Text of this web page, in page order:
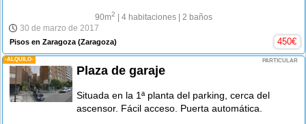
90m2 | 4 habitaciones | 2 baños
30 de marzo de 2017
Pisos en Zaragoza (Zaragoza) 450€
-ALQUILO- PARTICULAR
Plaza de garaje
Situada en la 1ª planta del parking, cerca del
ascensor. Fácil acceso. Puerta automática.